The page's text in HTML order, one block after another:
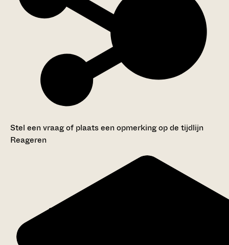
Stel een vraag of plaats een opmerking op de tijdlijn
Reageren